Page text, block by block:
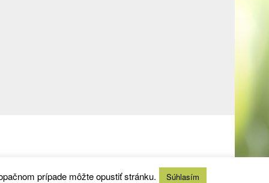
prípade môžte opustiť stránku. Súhlasím